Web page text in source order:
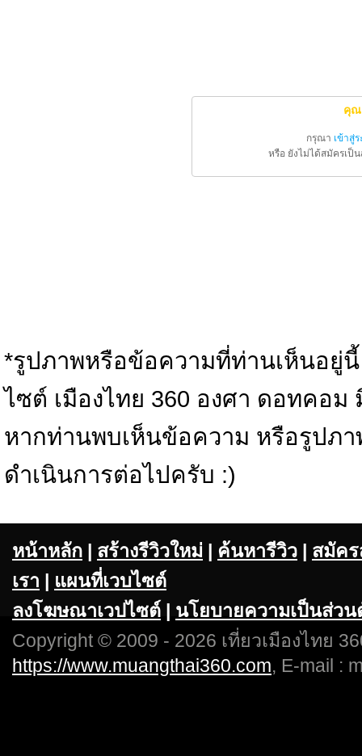
คุณ
กรุณา เข้าสู่
หรือ ยังไม่ได้สมัครเป็
*รูปภาพหรือข้อความที่ท่านเห็นอยู่นี้
ไซต์ เมืองไทย 360 องศา ดอทคอม
หากท่านพบเห็นข้อความ หรือรูปภ
ดำเนินการต่อไปครับ :)
หน้าหลัก | สร้างรีวิวใหม่ | ค้นหารีวิว | สมัค
เรา | แผนที่เวบไซต์
ลงโฆษณาเวปไซต์ | นโยบายความเป็นส่วน
Copyright © 2009 - 2026 เที่ยวเมืองไทย
https://www.muangthai360.com, E-mail :